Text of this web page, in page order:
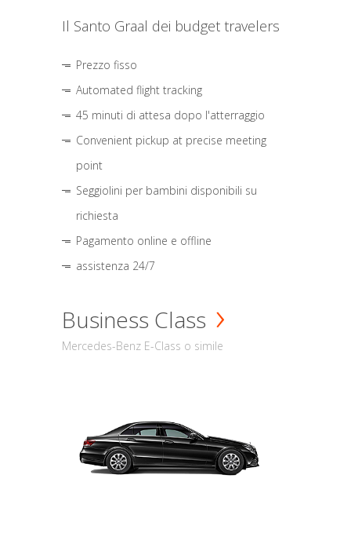
Il Santo Graal dei budget travelers
Prezzo fisso
Automated flight tracking
45 minuti di attesa dopo l'atterraggio
Convenient pickup at precise meeting
point
Seggiolini per bambini disponibili su
richiesta
Pagamento online e offline
assistenza 24/7
Business Class
Mercedes-Benz E-Class o simile